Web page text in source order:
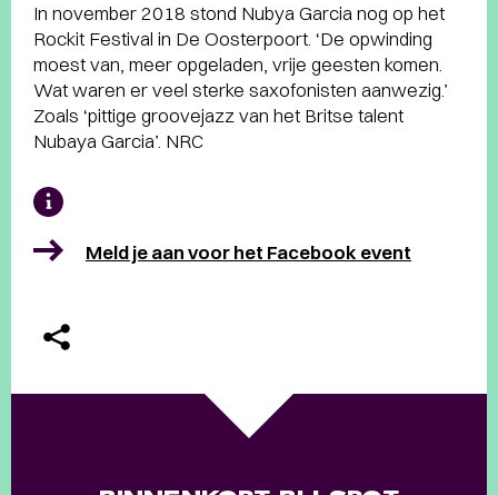
In november 2018 stond Nubya Garcia nog op het
Rockit Festival in De Oosterpoort. ‘De opwinding
moest van, meer opgeladen, vrije geesten komen.
Wat waren er veel sterke saxofonisten aanwezig.’
Zoals ‘pittige groovejazz van het Britse talent
Nubaya Garcia’. NRC
Meld je aan voor het Facebook event